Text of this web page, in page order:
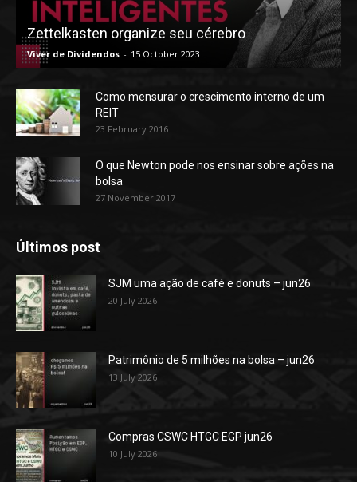
Zettelkasten organize seu cérebro
Viver de Dividendos - 15 October 2023
Como mensurar o crescimento interno de um
REIT
23 February 2016
O que Newton pode nos ensinar sobre ações na
bolsa
27 November 2017
Últimos post
SJM uma ação de café e donuts – jun26
20 July 2026
Patrimônio de 5 milhões na bolsa – jun26
13 July 2026
Compras CSWC HTGC EGP jun26
10 July 2026